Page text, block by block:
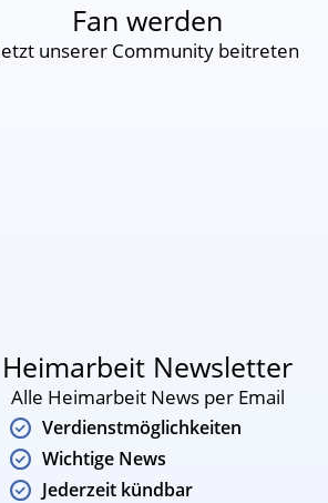
Fan werden
unserer Community beitreten
Heimarbeit Newsletter
Alle Heimarbeit News per Email
Verdienstmöglichkeiten
Wichtige News
Jederzeit kündbar